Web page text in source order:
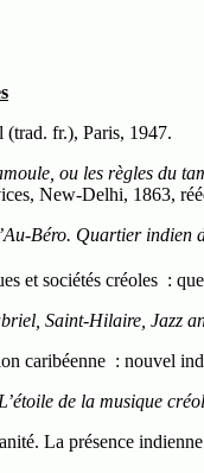
(trad. fr.), Paris, 1947.
ou les règles du
New-Delhi, 1863,
Béro. Quartier indien
et sociétés créoles :
Saint-Hilaire, Jazz
caribéenne : nouvel
L’étoile de la musique
La présence